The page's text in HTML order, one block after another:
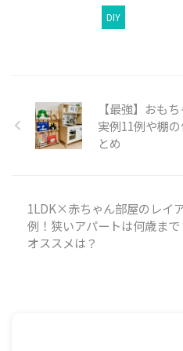
DIY
【最強】おも
実例11例や棚
とめ
1LDK×赤ちゃん部屋のレイ
例！狭いアパートは何歳ま
オススメは？